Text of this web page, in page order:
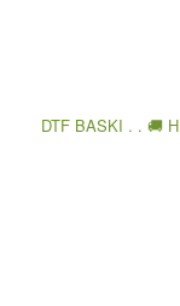
DTF BASKI . . 🚚